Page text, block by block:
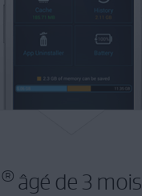
®âgé de 3 mois